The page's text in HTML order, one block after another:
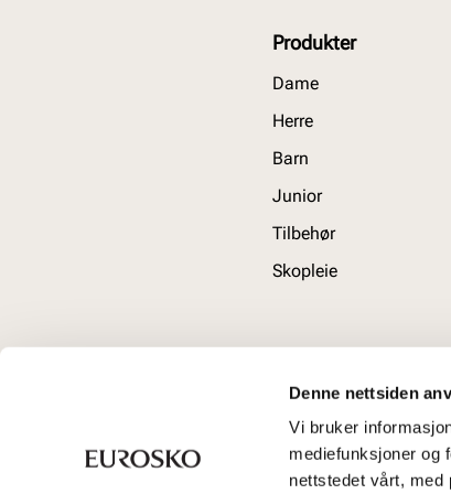
Denne nettsiden
Vi bruker
mediefunksjoner og
nettstedet vårt, med
Produkter
Dame
Herre
Barn
Junior
Tilbehør
Skopleie